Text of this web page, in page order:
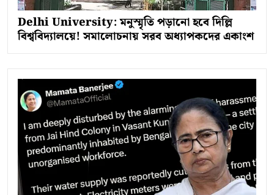
Delhi University: মনুস্মৃতি পড়ানো হবে দিল্লি
বিশ্ববিদ্যালয়ে! সমালোচনায় সরব অধ্যাপকদের একাংশ